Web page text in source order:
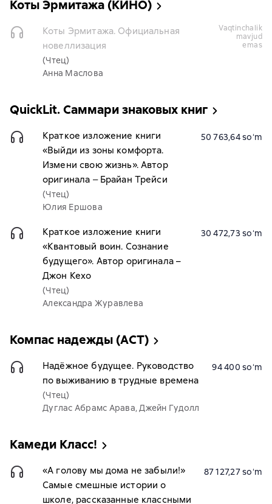
Коты Эрмитажа (КИНО)
Коты Эрмитажа. Официальная
новеллизация
(Чтец)
Анна Маслова
vaqtinchalik
mavjud
emas
QuickLit. Саммари знаковых книг
Краткое изложение книги
«Выйди из зоны комфорта.
Измени свою жизнь». Автор
оригинала ‒ Брайан Трейси
(Чтец)
Юлия Ершова
50 763,64 soʻm
Краткое изложение книги
«Квантовый воин. Сознание
будущего». Автор оригинала –
Джон Кехо
(Чтец)
Александра Журавлева
30 472,73 soʻm
Компас надежды (АСТ)
Надёжное будущее. Руководство
по выживанию в трудные времена
(Чтец)
Дуглас Абрамс Арава, Джейн Гудолл
94 400 soʻm
Камеди Kласс!
«А голову мы дома не забыли!»
Самые смешные истории о
школе, рассказанные классными
87 127,27 soʻm